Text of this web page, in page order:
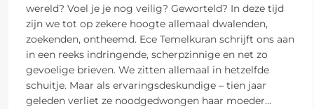
wereld? Voel je je nog veilig? Geworteld? In deze tijd
zijn we tot op zekere hoogte allemaal dwalenden,
zoekenden, ontheemd. Ece Temelkuran schrijft ons aan
in een reeks indringende, scherpzinnige en net zo
gevoelige brieven. We zitten allemaal in hetzelfde
schuitje. Maar als ervaringsdeskundige – tien jaar
geleden verliet ze noodgedwongen haar moeder...